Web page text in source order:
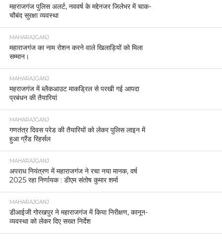
महराजगंज पुलिस अलर्ट, नववर्ष के मद्देनजर जिलेभर में चाक-
चौबंद सुरक्षा व्यवस्था
MAHARAJGANJ
महाराजगंज का नाम रोशन करने वाले खिलाड़ियों को मिला
सम्मान।
MAHARAJGANJ
महराजगंज में ब्लैकआउट माकड्रिल से परखी गई आपदा
प्रबंधन की तैयारियां
MAHARAJGANJ
गणतंत्र दिवस परेड की तैयारियों को लेकर पुलिस लाइन में
हुआ ग्रैंड रिहर्सल
MAHARAJGANJ
अपराध नियंत्रण में महाराजगंज ने रचा नया मानक, वर्ष
2025 रहा निर्णायक : डीएम संतोष कुमार शर्मा
MAHARAJGANJ
डीआईजी गोरखपुर ने महाराजगंज में किया निरीक्षण, कानून-
व्यवस्था को लेकर दिए सख्त निर्देश